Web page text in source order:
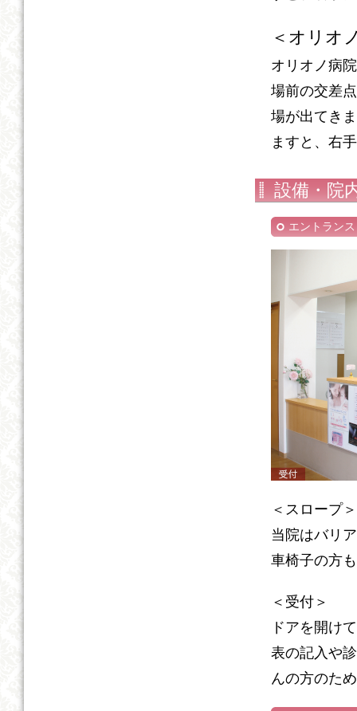
＜オリオ
オリオノ病
場前の交差
場が出てき
ますと、右
設備・院
エントランス
＜スロープ＞
当院はバリ
車椅子の方
＜受付＞
ドアを開け
表の記入や
んの方のた